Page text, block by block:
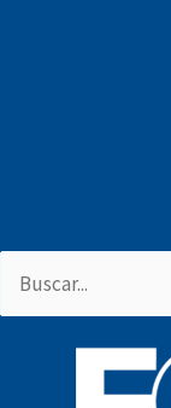
Buscar
por: